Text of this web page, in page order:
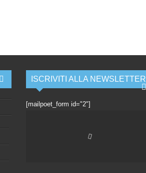
ISCRIVITI ALLA NEWSLETTER
[mailpoet_form id="2"]